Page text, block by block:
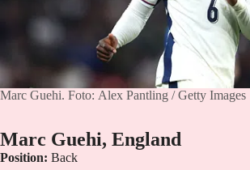
Marc Guehi. Foto: Alex Pantling / Getty Images
Marc Guehi, England
Position: Back